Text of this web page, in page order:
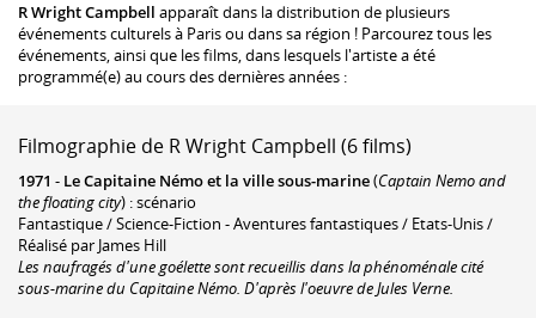
R Wright Campbell apparaît dans la distribution de plusieurs
événements culturels à Paris ou dans sa région ! Parcourez tous les
événements, ainsi que les films, dans lesquels l'artiste a été
programmé(e) au cours des dernières années :
Filmographie de R Wright Campbell (6 films)
1971 - Le Capitaine Némo et la ville sous-marine(Captain Nemo and
the floating city) : scénario
Fantastique / Science-Fiction - Aventures fantastiques / Etats-Unis /
Réalisé par James Hill
Les naufragés d'une goélette sont recueillis dans la phénoménale cité
sous-marine du Capitaine Némo. D'après l'oeuvre de Jules Verne.